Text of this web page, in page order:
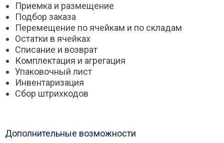
Приемка и размещение
Подбор заказа
Перемещение по ячейкам и по складам
Остатки в ячейках
Списание и возврат
Комплектация и агрегация
Упаковочный лист
Инвентаризация
Сбор штрихкодов
Дополнительные возможности